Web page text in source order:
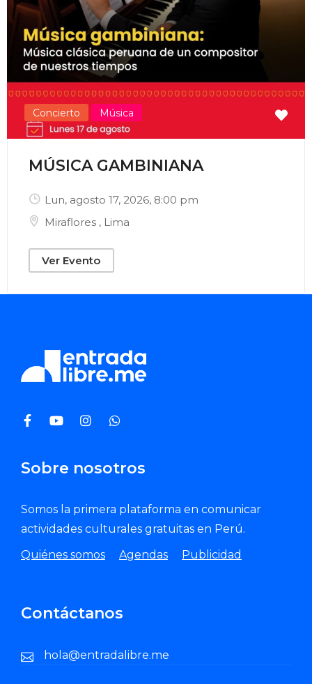
Enviar Correo
Concierto Música
MÚSICA GAMBINIANA
Lun, agosto 17, 2026, 8:00 pm
Miraflores , Lima
Ver Evento
Sobre nosotros
Somos la primera plataforma en comunicar
actividades culturales gratuitas en Perú.
Quiénes somos
Agendas Publicidad
Contáctanos
hola@entradalibre.me